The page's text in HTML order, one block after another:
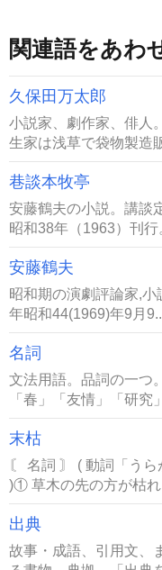
関連語をあわ
久保田万太郎
小説家、劇作家、俳人
生家は浅草で袋物製造
巷談本牧亭
安藤鶴夫の小説。講談
昭和38年（1963）刊
安藤鶴夫
昭和期の演劇評論家,
年昭和44(1969)年9月
名詞
文法用語。品詞の一つ
「春」「友情」「研
末枯
〘 名詞 〙 ( 動詞「う
)① 草木の先の方が枯
出典
故事・成語、引用文、